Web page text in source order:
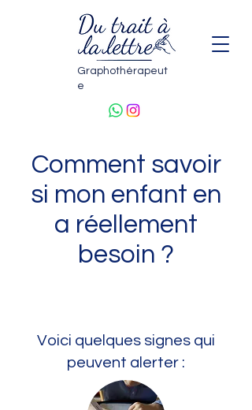
Graphothérapeut
e
Comment savoir
si mon enfant en
a réellement
besoin ?
Voici quelques signes qui
peuvent alerter :